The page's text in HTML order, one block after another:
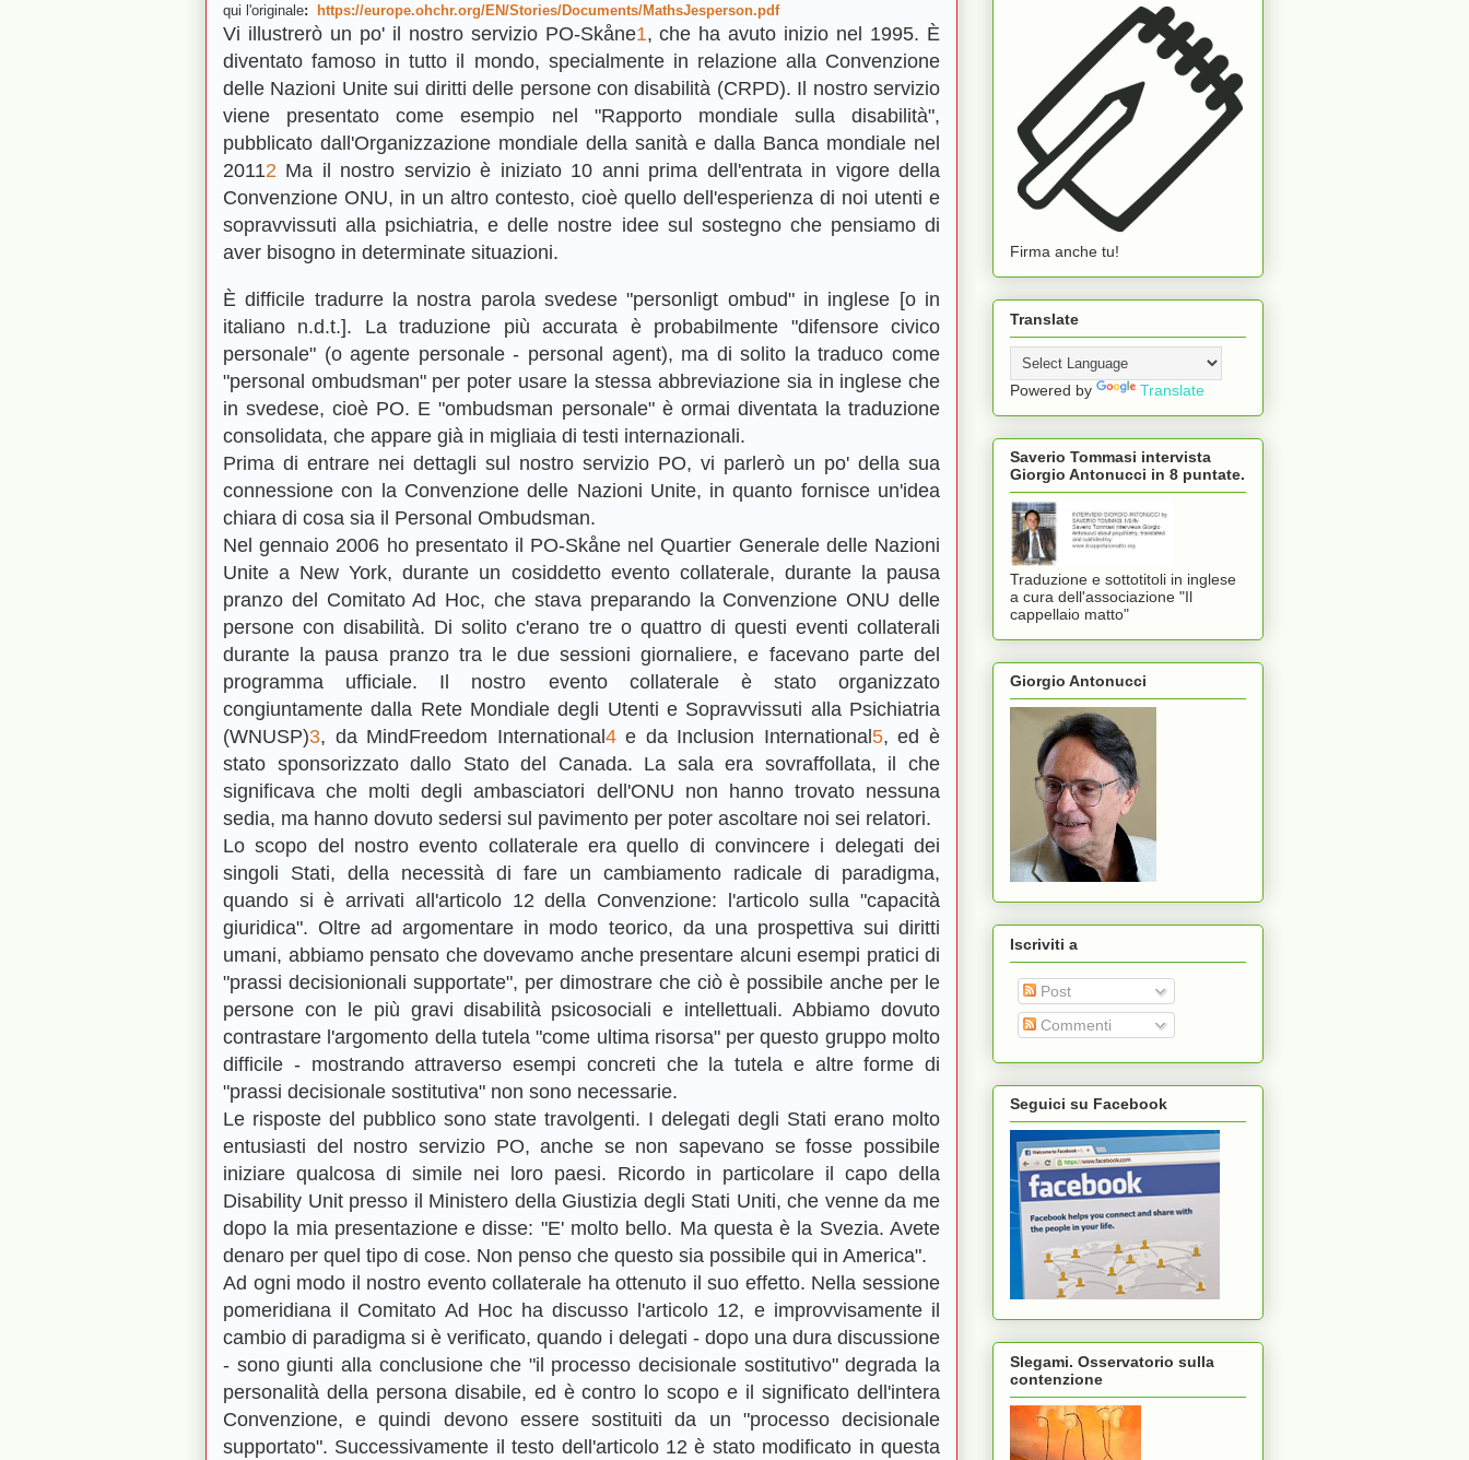
qui l'originale: https://europe.ohchr.org/EN/Stories/Documents/MathsJesperson.pdf
Vi illustrerò un po' il nostro servizio PO-Skåne1, che ha avuto inizio nel 1995. È
diventato famoso in tutto il mondo, specialmente in relazione alla Convenzione
delle Nazioni Unite sui diritti delle persone con disabilità (CRPD). Il nostro servizio
viene presentato come esempio nel "Rapporto mondiale sulla disabilità",
pubblicato dall'Organizzazione mondiale della sanità e dalla Banca mondiale nel
20112 Ma il nostro servizio è iniziato 10 anni prima dell'entrata in vigore della
Convenzione ONU, in un altro contesto, cioè quello dell'esperienza di noi utenti e
sopravvissuti alla psichiatria, e delle nostre idee sul sostegno che pensiamo di
aver bisogno in determinate situazioni.
È difficile tradurre la nostra parola svedese "personligt ombud" in inglese [o in
italiano n.d.t.]. La traduzione più accurata è probabilmente "difensore civico
personale" (o agente personale - personal agent), ma di solito la traduco come
"personal ombudsman" per poter usare la stessa abbreviazione sia in inglese che
in svedese, cioè PO. E "ombudsman personale" è ormai diventata la traduzione
consolidata, che appare già in migliaia di testi internazionali.
Prima di entrare nei dettagli sul nostro servizio PO, vi parlerò un po' della sua
connessione con la Convenzione delle Nazioni Unite, in quanto fornisce un'idea
chiara di cosa sia il Personal Ombudsman.
Nel gennaio 2006 ho presentato il PO-Skåne nel Quartier Generale delle Nazioni
Unite a New York, durante un cosiddetto evento collaterale, durante la pausa
pranzo del Comitato Ad Hoc, che stava preparando la Convenzione ONU delle
persone con disabilità. Di solito c'erano tre o quattro di questi eventi collaterali
durante la pausa pranzo tra le due sessioni giornaliere, e facevano parte del
programma ufficiale. Il nostro evento collaterale è stato organizzato
congiuntamente dalla Rete Mondiale degli Utenti e Sopravvissuti alla Psichiatria
(WNUSP)3, da MindFreedom International 4e da Inclusion International 5, ed è
stato sponsorizzato dallo Stato del Canada. La sala era sovraffollata, il che
significava che molti degli ambasciatori dell'ONU non hanno trovato nessuna
sedia, ma hanno dovuto sedersi sul pavimento per poter ascoltare noi sei relatori.
Lo scopo del nostro evento collaterale era quello di convincere i delegati dei
singoli Stati, della necessità di fare un cambiamento radicale di paradigma,
quando si è arrivati all'articolo 12 della Convenzione: l'articolo sulla "capacità
giuridica". Oltre ad argomentare in modo teorico, da una prospettiva sui diritti
umani, abbiamo pensato che dovevamo anche presentare alcuni esempi pratici di
"prassi decisionionali supportate", per dimostrare che ciò è possibile anche per le
persone con le più gravi disabilità psicosociali e intellettuali. Abbiamo dovuto
contrastare l'argomento della tutela "come ultima risorsa" per questo gruppo molto
difficile - mostrando attraverso esempi concreti che la tutela e altre forme di
"prassi decisionale sostitutiva" non sono necessarie.
Le risposte del pubblico sono state travolgenti. I delegati degli Stati erano molto
entusiasti del nostro servizio PO, anche se non sapevano se fosse possibile
iniziare qualcosa di simile nei loro paesi. Ricordo in particolare il capo della
Disability Unit presso il Ministero della Giustizia degli Stati Uniti, che venne da me
dopo la mia presentazione e disse: "E' molto bello. Ma questa è la Svezia. Avete
denaro per quel tipo di cose. Non penso che questo sia possibile qui in America".
Ad ogni modo il nostro evento collaterale ha ottenuto il suo effetto. Nella sessione
pomeridiana il Comitato Ad Hoc ha discusso l'articolo 12, e improvvisamente il
cambio di paradigma si è verificato, quando i delegati - dopo una dura discussione
- sono giunti alla conclusione che "il processo decisionale sostitutivo" degrada la
personalità della persona disabile, ed è contro lo scopo e il significato dell'intera
Convenzione, e quindi devono essere sostituiti da un "processo decisionale
supportato". Successivamente il testo dell'articolo 12 è stato modificato in questa
Firma anche tu!
Translate
Powered by Translate
Saverio Tommasi intervista
Giorgio Antonucci in 8 puntate.
Traduzione e sottotitoli in inglese
a cura dell'associazione "Il
cappellaio matto"
Giorgio Antonucci
Iscriviti a
Post
Commenti
Seguici su Facebook
Slegami. Osservatorio sulla
contenzione